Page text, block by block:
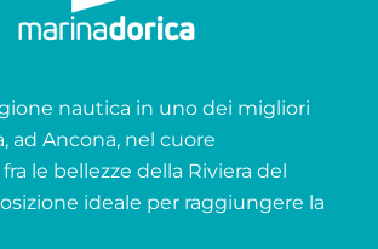
nautica in uno dei migliori
ad Ancona, nel cuore
le bellezze della Riviera del
ideale per raggiungere la